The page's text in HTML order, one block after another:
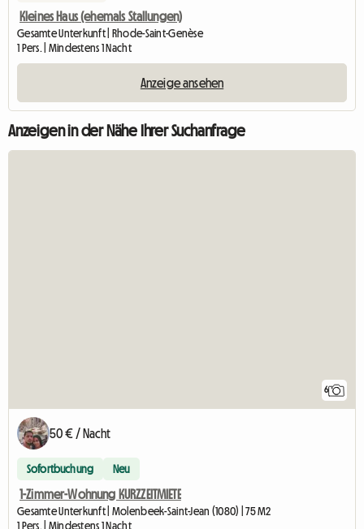
Kleines Haus (ehemals Stallungen)
Gesamte Unterkunft | Rhode-Saint-Genèse
1 Pers. | Mindestens 1 Nacht
Anzeige ansehen
Anzeigen in der Nähe Ihrer Suchanfrage
6
50 € / Nacht
Sofortbuchung Neu
1-Zimmer-Wohnung KURZZEITMIETE
Gesamte Unterkunft | Molenbeek-Saint-Jean (1080) | 75 M2
1 Pers. | Mindestens 1 Nacht